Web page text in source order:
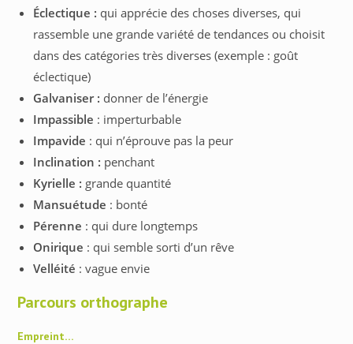
Éclectique : qui apprécie des choses diverses, qui
rassemble une grande variété de tendances ou choisit
dans des catégories très diverses (exemple : goût
éclectique)
Galvaniser : donner de l’énergie
Impassible : imperturbable
Impavide : qui n’éprouve pas la peur
Inclination : penchant
Kyrielle : grande quantité
Mansuétude : bonté
Pérenne : qui dure longtemps
Onirique : qui semble sorti d’un rêve
Velléité : vague envie
Parcours orthographe
Empreint…